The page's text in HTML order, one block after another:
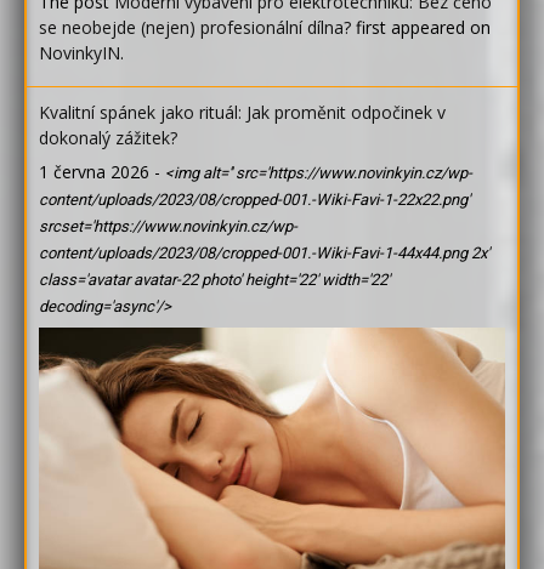
se neobejde (nejen) profesionální dílna? first appeared on
NovinkyIN.
Kvalitní spánek jako rituál: Jak proměnit odpočinek v
dokonalý zážitek?
1 června 2026 - <img alt='' src='https://www.novinkyin.cz/wp-
content/uploads/2023/08/cropped-001.-Wiki-Favi-1-22x22.png'
srcset='https://www.novinkyin.cz/wp-
content/uploads/2023/08/cropped-001.-Wiki-Favi-1-44x44.png 2x'
class='avatar avatar-22 photo' height='22' width='22'
decoding='async'/>